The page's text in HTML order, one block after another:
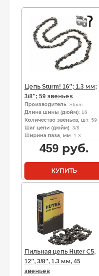
Цепь Sturm! 16″; 1.3 мм;
3/8″; 59 звеньев
Производитель: Sturm
Длина шины (дюйм): 16
Количество звеньев, шт: 59
Шаг цепи (дюйм): 3/8
Ширина паза, мм: 1.3
459 руб.
КУПИТЬ
Пильная цепь Huter С5,
12″, 3/8″, 1.3 мм, 45
звеньев